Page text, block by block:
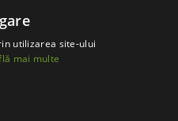
utilizarea site-ului
mai multe